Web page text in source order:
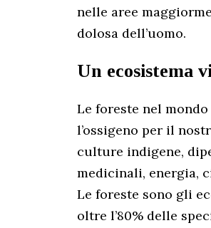
nelle aree
dolosa dell’uomo.
Un ecosistema
Le foreste nel
l’ossigeno per il
culture indigene,
medicinali, energia,
Le foreste sono gli
oltre l’80% delle